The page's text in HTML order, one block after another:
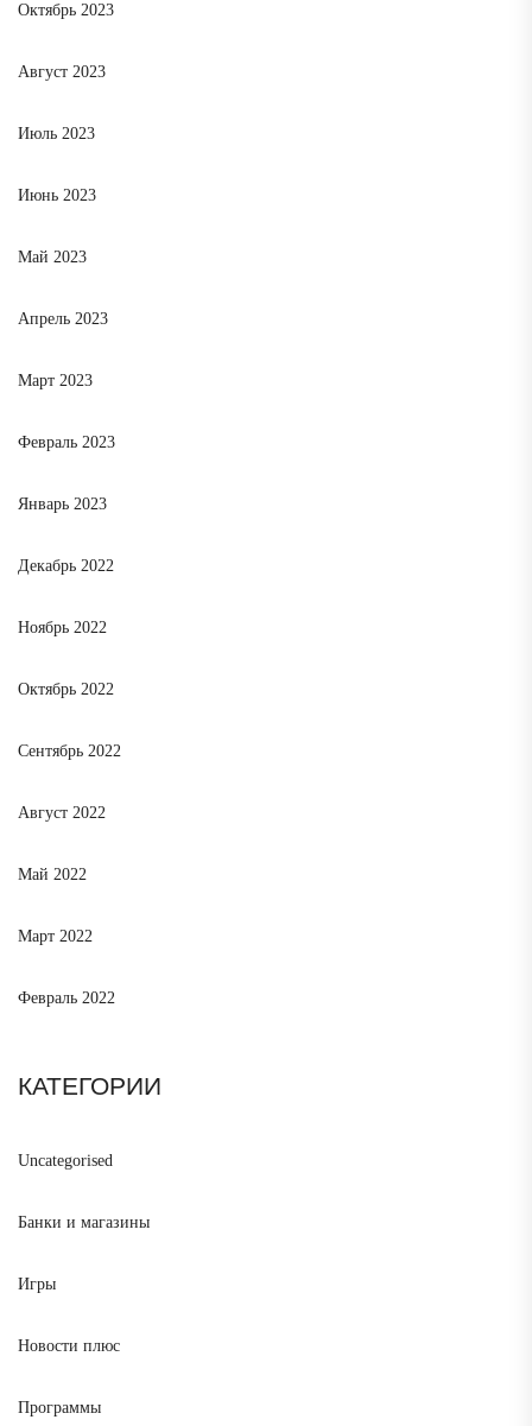
Октябрь 2023
Август 2023
Июль 2023
Июнь 2023
Май 2023
Апрель 2023
Март 2023
Февраль 2023
Январь 2023
Декабрь 2022
Ноябрь 2022
Октябрь 2022
Сентябрь 2022
Август 2022
Май 2022
Март 2022
Февраль 2022
КАТЕГОРИИ
Uncategorised
Банки и магазины
Игры
Новости плюс
Программы